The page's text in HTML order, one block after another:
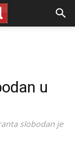
u
slobodan je